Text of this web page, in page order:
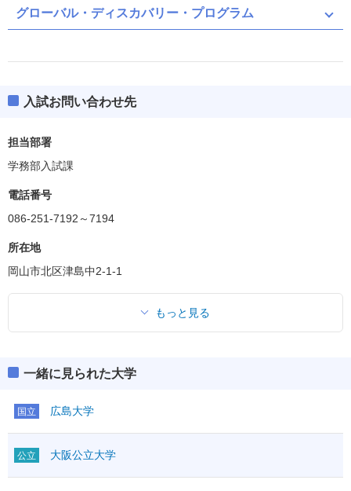
グローバル・ディスカバリー・プログラム
入試お問い合わせ先
担当部署
学務部入試課
電話番号
086-251-7192～7194
所在地
岡山市北区津島中2-1-1
もっと見る
一緒に見られた大学
国立 広島大学
公立 大阪公立大学